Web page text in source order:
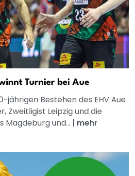
Turnier bei Aue
jährigen Bestehen des EHV Aue
Zweitligist Leipzig und die
Magdeburg und... | mehr